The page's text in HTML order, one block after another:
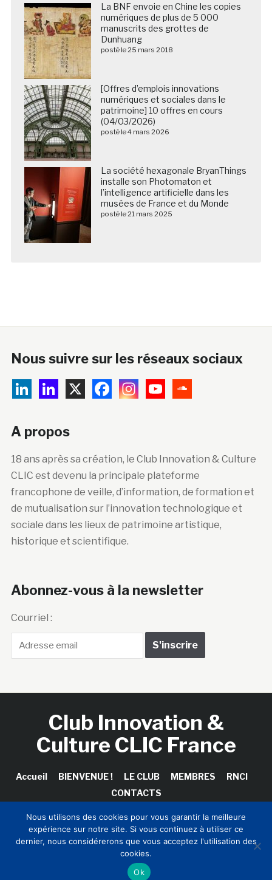
La BNF envoie en Chine les copies
numériques de plus de 5 000
manuscrits des grottes de
Dunhuang
posté le 25 mars 2018
[Offres d’emplois innovations
numériques et sociales dans le
patrimoine] 10 offres en cours
(04/03/2026)
posté le 4 mars 2026
La société hexagonale BryanThings
installe son Photomaton et
l’intelligence artificielle dans les
musées de France et du Monde
posté le 21 mars 2025
Nous suivre sur les réseaux sociaux
A propos
18 ans après sa création, le Club Innovation & Culture
CLIC est devenu la principale plateforme
francophone de veille, d’information, de formation et
de mutualisation sur l’innovation technologique et
sociale dans les lieux de patrimoine artistique,
historique et scientifique.
Abonnez-vous à la newsletter
Courriel :
Club Innovation &
Culture CLIC France
Accueil BIENVENUE ! LE CLUB MEMBRES
RNCI
CONTACTS
Copyright © 2026 Club Innovation & Culture CLIC France /
Sinapses Conseils
Nous utilisons des cookies pour vous garantir la meilleure
expérience sur notre site. Si vous continuez à utiliser ce
dernier, nous considérerons que vous acceptez l'utilisation des
cookies.
Ok